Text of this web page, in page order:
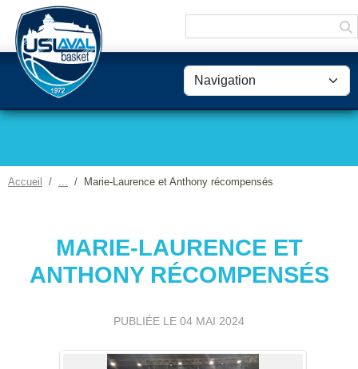
Accueil Marie-Laurence et Anthony récompensés
MARIE-LAURENCE ET
ANTHONY RÉCOMPENSÉS
PUBLIÉE LE 04 MAI 2024
Panneau de gestion des cookies